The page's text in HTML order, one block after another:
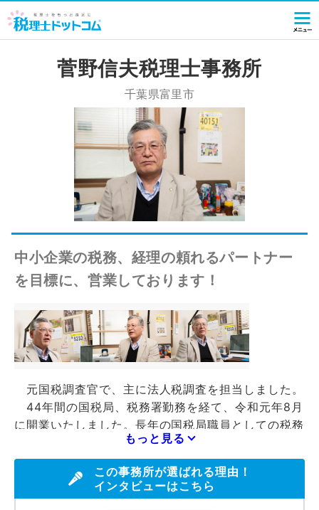
菅野信夫税理士事務所
千葉県富里市
中小企業の税務、経理の頼れるパートナー
を目標に、営業しております！
元国税調査官で、主に法人税調査を担当しました。
44年間の国税局、税務署勤務を経て、令和元年8月
に開業いたしました。長年の国税局職員としての税務
の経験を活かし、主に中小企業の皆様方の会社の成長
や税務、経理の有益、効果的なアドバイスができるよ
う、心がけて営業しております。
もっと見る
この事務所が選ばれる理由！
インタビューはこちら